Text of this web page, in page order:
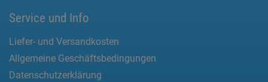
Service und Info
Liefer- und Versandkosten
Allgemeine Geschäftsbedingungen
Datenschutzerklärung